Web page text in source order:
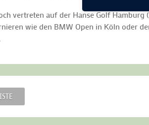
vertreten auf der Hanse Golf
wie den BMW Open in Köln oder